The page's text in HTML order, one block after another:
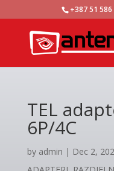
+387 51 586
TEL
6P/4C
by admin | Dec 2,